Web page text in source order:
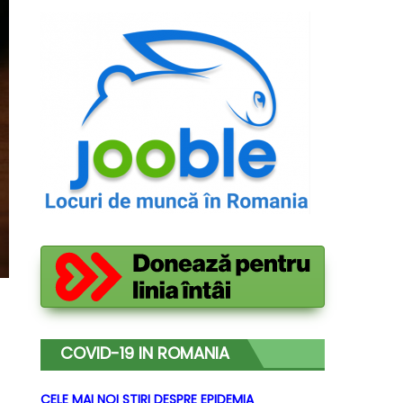
COVID-19 IN ROMANIA
CELE MAI NOI STIRI DESPRE EPIDEMIA